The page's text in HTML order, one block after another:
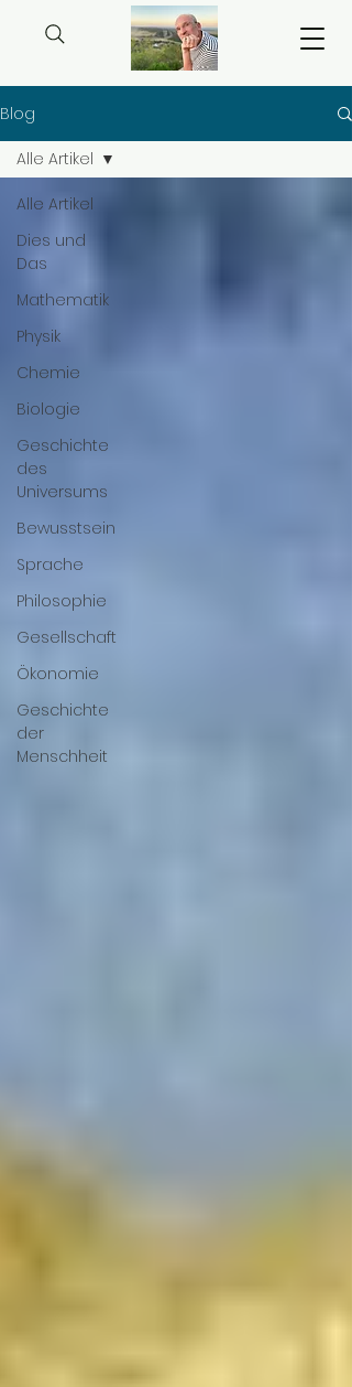
Blog
Alle Artikel
Dies und
Das
Mathematik
Physik
Chemie
Biologie
Geschichte
des
Universums
Bewusstsein
Sprache
Philosophie
Gesellschaft
Ökonomie
Geschichte
der
Menschheit
Alle Artikel